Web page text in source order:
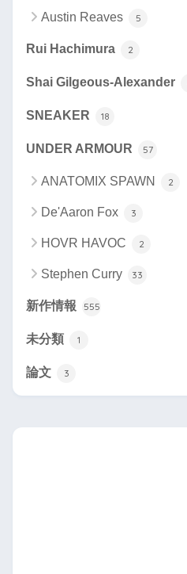
Austin Reaves 5
Rui Hachimura 2
Shai Gilgeous-Alexander
SNEAKER 18
UNDER ARMOUR 57
ANATOMIX SPAWN 2
De'Aaron Fox 3
HOVR HAVOC 2
Stephen Curry 33
新作情報 555
未分類 1
論文 3